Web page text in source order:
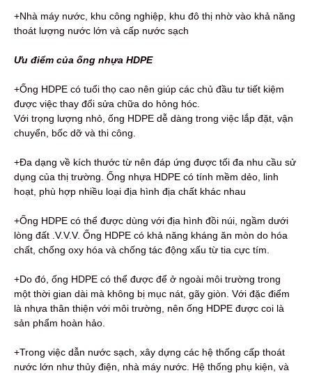
+Nhà máy nước, khu công nghiệp, khu đô thị nhờ vào khả năng
thoát lượng nước lớn và cấp nước sạch
Ưu điểm của ống nhựa HDPE
+Ống HDPE có tuổi thọ cao nên giúp các chủ đầu tư tiết kiệm
được việc thay đổi sửa chữa do hỏng hóc.
Với trọng lượng nhỏ, ống HDPE dễ dàng trong việc lắp đặt, vận
chuyển, bốc dỡ và thi công.
+Đa dạng về kích thước từ nên đáp ứng được tối đa nhu cầu sử
dụng của thị trường. Ống nhựa HDPE có tính mềm dẻo, linh
hoạt, phù hợp nhiều loại địa hình địa chất khác nhau
+Ống HDPE có thể được dùng với địa hình đồi núi, ngầm dưới
lòng đất .V.V.V. Ống HDPE có khả năng kháng ăn mòn do hóa
chất, chống oxy hóa và chống tác động xấu từ tia cực tím.
+Do đó, ống HDPE có thể được để ở ngoài môi trường trong
một thời gian dài mà không bị mục nát, gãy giòn. Với đặc điểm
là nhựa thân thiện với môi trường, nên ống HDPE được coi là
sản phẩm hoàn hảo.
+Trong việc dẫn nước sạch, xây dựng các hệ thống cấp thoát
nước lớn như thủy điện, nhà máy nước. Hệ thống phụ kiện, và